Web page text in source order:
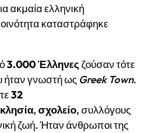
ακμαία ελληνική
καταστράφηκε
3.000 Έλληνεςζούσαν τότε
ήταν γνωστή ως Greek Town.
32
,σχολείο, συλλόγους
ζωή. Ήταν άνθρωποι της